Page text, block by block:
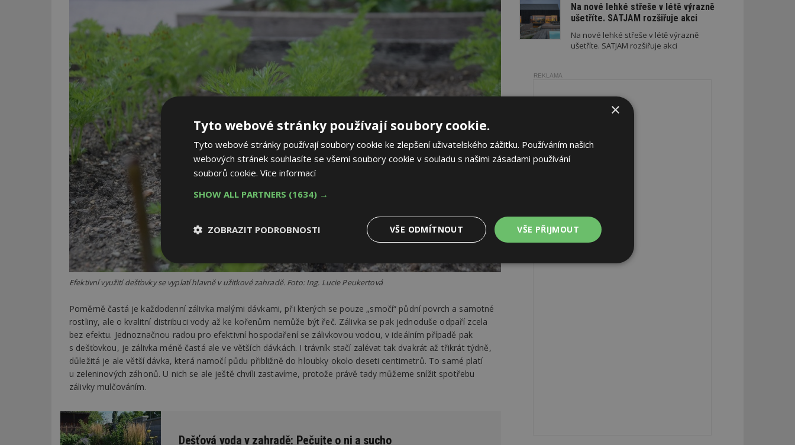
Efektivní využití dešťovky se vyplatí hlavně v užitkové zahradě. Foto: Ing. Lucie Peukertová
Poměrně častá je každodenní zálivka malými dávkami, při kterých se pouze „smočí“ půdní povrch a samotné
rostliny, ale o kvalitní distribuci vody až ke kořenům nemůže být řeč. Zálivka se pak jednoduše odpaří zcela
bez efektu. Jednoznačnou radou pro efektivní hospodaření se zálivkovou vodou, v ideálním případě pak
s dešťovkou, je zálivka méně častá ale ve větších dávkách. I trávník stačí zalévat tak dvakrát až třikrát týdně,
důležitá je ale větší dávka, která namočí půdu přibližně do hloubky okolo deseti centimetrů. To samé platí
u zeleninových záhonů. U nich se ale ještě chvíli zastavíme, protože právě tady můžeme snížit spotřebu
zálivky mulčováním.
Dešťová voda v zahradě: Pečujte o ni a sucho
Na nové lehké střeše v létě výrazně
ušetříte. SATJAM rozšiřuje akci
Na nové lehké střeše v létě výrazně
ušetříte. SATJAM rozšiřuje akci
REKLAMA
×
Tyto webové stránky používají soubory cookie.
Tyto webové stránky používají soubory cookie ke zlepšení uživatelského zážitku. Používáním našich
webových stránek souhlasíte se všemi soubory cookie v souladu s našimi zásadami používání
souborů cookie. Více informací
SHOW ALL PARTNERS (1634) →
VŠE PŘIJMOUT
VŠE ODMÍTNOUT
ZOBRAZIT PODROBNOSTI
Nezbytně
nutné soubory
Výkonové
soubory
Soubory cílení
Funkční
soubory
Nezařazené
Nezbytně nutné soubory Výkonové soubory Soubory cílení Funkční soubory
Nezbytně nutné soubory cookie umožňují základní funkce webových stránek, jako je přihlášení uživatele a správa účtu.
_hjIncludedInPageviewSample
Hotjar Ltd
www.estav.cz
minuty